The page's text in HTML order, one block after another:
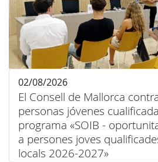
El Consell de Mallorca
personas jóvenes
programa «SOIB -
a persones joves
locals 2026-2027»
02/08/2026